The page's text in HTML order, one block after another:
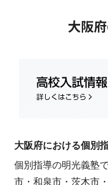
大阪
大阪府における個別
個別指導の明光義塾
市・和泉市・茨木市